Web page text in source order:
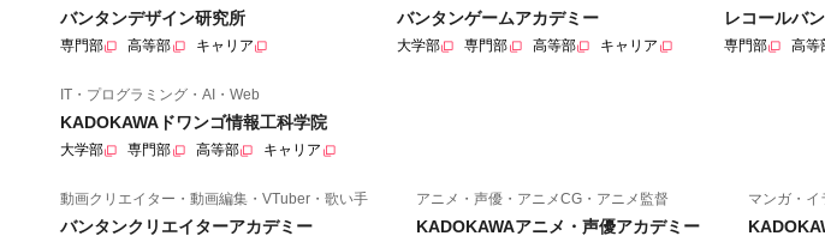
バンタンデザイン研究所
専門部 高等部 キャリア
バンタンゲームアカデミー
大学部 専門部 高等部 キャリア
レコールバ
専門部 高等
IT・プログラミング・AI・Web
KADOKAWAドワンゴ情報工科学院
大学部 専門部 高等部 キャリア
動画クリエイター・動画編集・VTuber・歌い手
バンタンクリエイターアカデミー
アニメ・声優・アニメCG・アニメ監督
KADOKAWAアニメ・声優アカデミー
マンガ・